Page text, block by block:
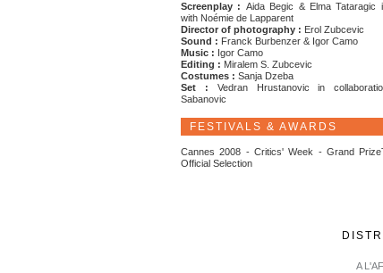
Screenplay : Aida Begic & Elma Tataragic
with Noémie de Lapparent
Director of photography : Erol Zubcevic
Sound : Franck Burbenzer & Igor Camo
Music : Igor Camo
Editing : Miralem S. Zubcevic
Costumes : Sanja Dzeba
Set : Vedran Hrustanovic in
Sabanovic
FESTIVALS & AWARDS
Cannes 2008 - Critics' Week - Grand
Official Selection
A